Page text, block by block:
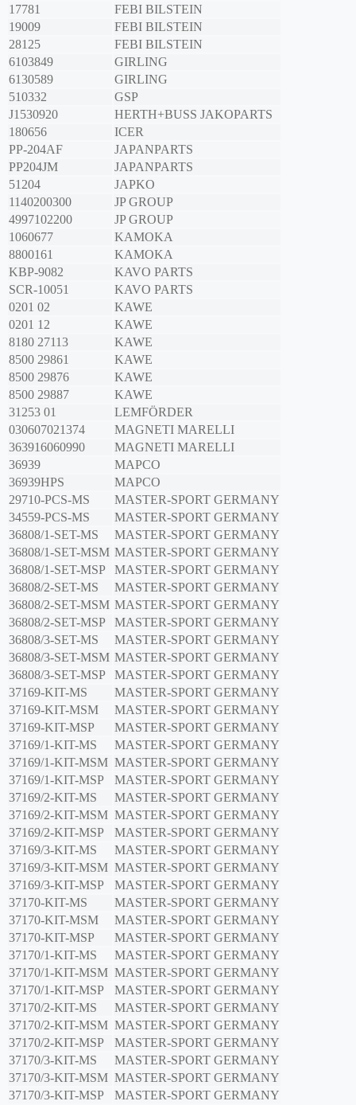
17781
FEBI BILSTEIN
19009
FEBI BILSTEIN
28125
FEBI BILSTEIN
6103849
GIRLING
6130589
GIRLING
510332
GSP
J1530920
HERTH+BUSS JAKOPARTS
180656
ICER
PP-204AF
JAPANPARTS
PP204JM
JAPANPARTS
51204
JAPKO
1140200300
JP GROUP
4997102200
JP GROUP
1060677
KAMOKA
8800161
KAMOKA
KBP-9082
KAVO PARTS
SCR-10051
KAVO PARTS
0201 02
KAWE
0201 12
KAWE
8180 27113
KAWE
8500 29861
KAWE
8500 29876
KAWE
8500 29887
KAWE
31253 01
LEMFÖRDER
030607021374
MAGNETI MARELLI
363916060990
MAGNETI MARELLI
36939
MAPCO
36939HPS
MAPCO
29710-PCS-MS
MASTER-SPORT GERMANY
34559-PCS-MS
MASTER-SPORT GERMANY
36808/1-SET-MS
MASTER-SPORT GERMANY
36808/1-SET-MSM MASTER-SPORT GERMANY
36808/1-SET-MSP
MASTER-SPORT GERMANY
36808/2-SET-MS
MASTER-SPORT GERMANY
36808/2-SET-MSM MASTER-SPORT GERMANY
36808/2-SET-MSP
MASTER-SPORT GERMANY
36808/3-SET-MS
MASTER-SPORT GERMANY
36808/3-SET-MSM MASTER-SPORT GERMANY
36808/3-SET-MSP
MASTER-SPORT GERMANY
37169-KIT-MS
MASTER-SPORT GERMANY
37169-KIT-MSM
MASTER-SPORT GERMANY
37169-KIT-MSP
MASTER-SPORT GERMANY
37169/1-KIT-MS
MASTER-SPORT GERMANY
37169/1-KIT-MSM MASTER-SPORT GERMANY
37169/1-KIT-MSP
MASTER-SPORT GERMANY
37169/2-KIT-MS
MASTER-SPORT GERMANY
37169/2-KIT-MSM MASTER-SPORT GERMANY
37169/2-KIT-MSP
MASTER-SPORT GERMANY
37169/3-KIT-MS
MASTER-SPORT GERMANY
37169/3-KIT-MSM MASTER-SPORT GERMANY
37169/3-KIT-MSP
MASTER-SPORT GERMANY
37170-KIT-MS
MASTER-SPORT GERMANY
37170-KIT-MSM
MASTER-SPORT GERMANY
37170-KIT-MSP
MASTER-SPORT GERMANY
37170/1-KIT-MS
MASTER-SPORT GERMANY
37170/1-KIT-MSM MASTER-SPORT GERMANY
37170/1-KIT-MSP
MASTER-SPORT GERMANY
37170/2-KIT-MS
MASTER-SPORT GERMANY
37170/2-KIT-MSM MASTER-SPORT GERMANY
37170/2-KIT-MSP
MASTER-SPORT GERMANY
37170/3-KIT-MS
MASTER-SPORT GERMANY
37170/3-KIT-MSM MASTER-SPORT GERMANY
37170/3-KIT-MSP
MASTER-SPORT GERMANY